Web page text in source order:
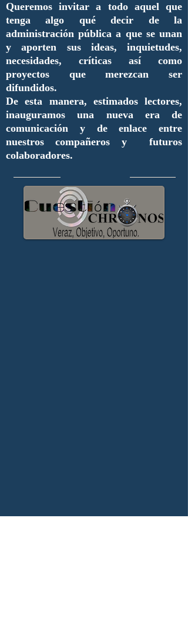
Queremos invitar a todo aquel que
tenga algo qué decir de la
administración pública a que se unan
y aporten sus ideas, inquietudes,
necesidades, críticas así como
proyectos que merezcan ser
difundidos.
De esta manera, estimados lectores,
inauguramos una nueva era de
comunicación y de enlace entre
nuestros compañeros y futuros
colaboradores.